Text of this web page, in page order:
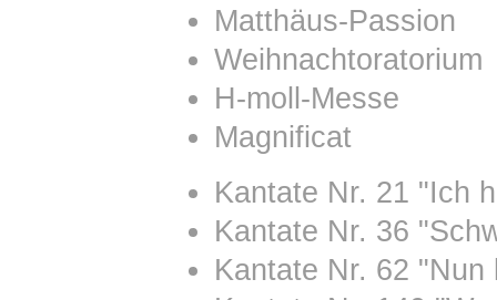
Matthäus-Passion
Weihnachtoratorium
H-moll-Messe
Magnificat
Kantate Nr. 21 "Ich
Kantate Nr. 36
Kantate Nr. 62